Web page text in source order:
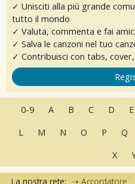
✓ Unisciti alla più grande
tutto il mondo
✓ Valuta, commenta e fai
✓ Salva le canzoni nel tuo
✓ Contribuisci con tabs, cover,
0-9 A B C D E
L
M N O P Q
X
La nostra rete: Accordatore